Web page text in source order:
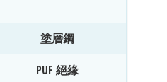
塗層鋼
PUF 絕緣